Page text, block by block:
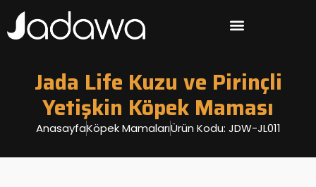
Jada Life Kuzu ve Pirinçli
Yetişkin Köpek Maması
AnasayfaKöpek MamalarıÜrün Kodu: JDW-JL011